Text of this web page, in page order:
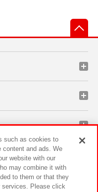
such as cookies to
content and ads. We
website with our
may combine it with
to them or that they
services. Please click